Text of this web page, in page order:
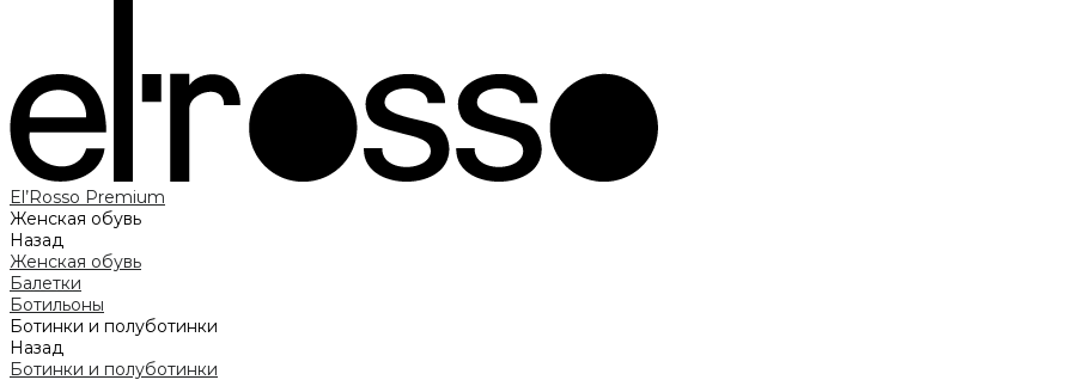
El’Rosso Premium
Женская обувь
Назад
Женская обувь
Балетки
Ботильоны
Ботинки и полуботинки
Назад
Ботинки и полуботинки